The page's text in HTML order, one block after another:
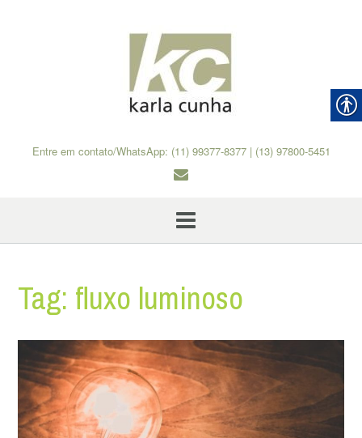
Entre em contato/WhatsApp: (11) 99377-8377 | (13) 97800-5451
Tag: fluxo luminoso